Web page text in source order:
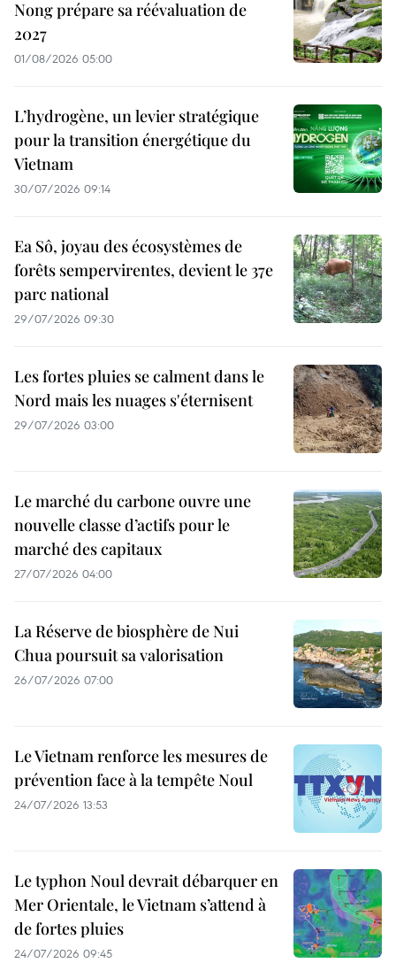
Nong prépare sa réévaluation de
2027
01/08/2026 05:00
L’hydrogène, un levier stratégique
pour la transition énergétique du
Vietnam
30/07/2026 09:14
Ea Sô, joyau des écosystèmes de
forêts sempervirentes, devient le 37e
parc national
29/07/2026 09:30
Les fortes pluies se calment dans le
Nord mais les nuages s'éternisent
29/07/2026 03:00
Le marché du carbone ouvre une
nouvelle classe d’actifs pour le
marché des capitaux
27/07/2026 04:00
La Réserve de biosphère de Nui
Chua poursuit sa valorisation
26/07/2026 07:00
Le Vietnam renforce les mesures de
prévention face à la tempête Noul
24/07/2026 13:53
Le typhon Noul devrait débarquer en
Mer Orientale, le Vietnam s’attend à
de fortes pluies
24/07/2026 09:45